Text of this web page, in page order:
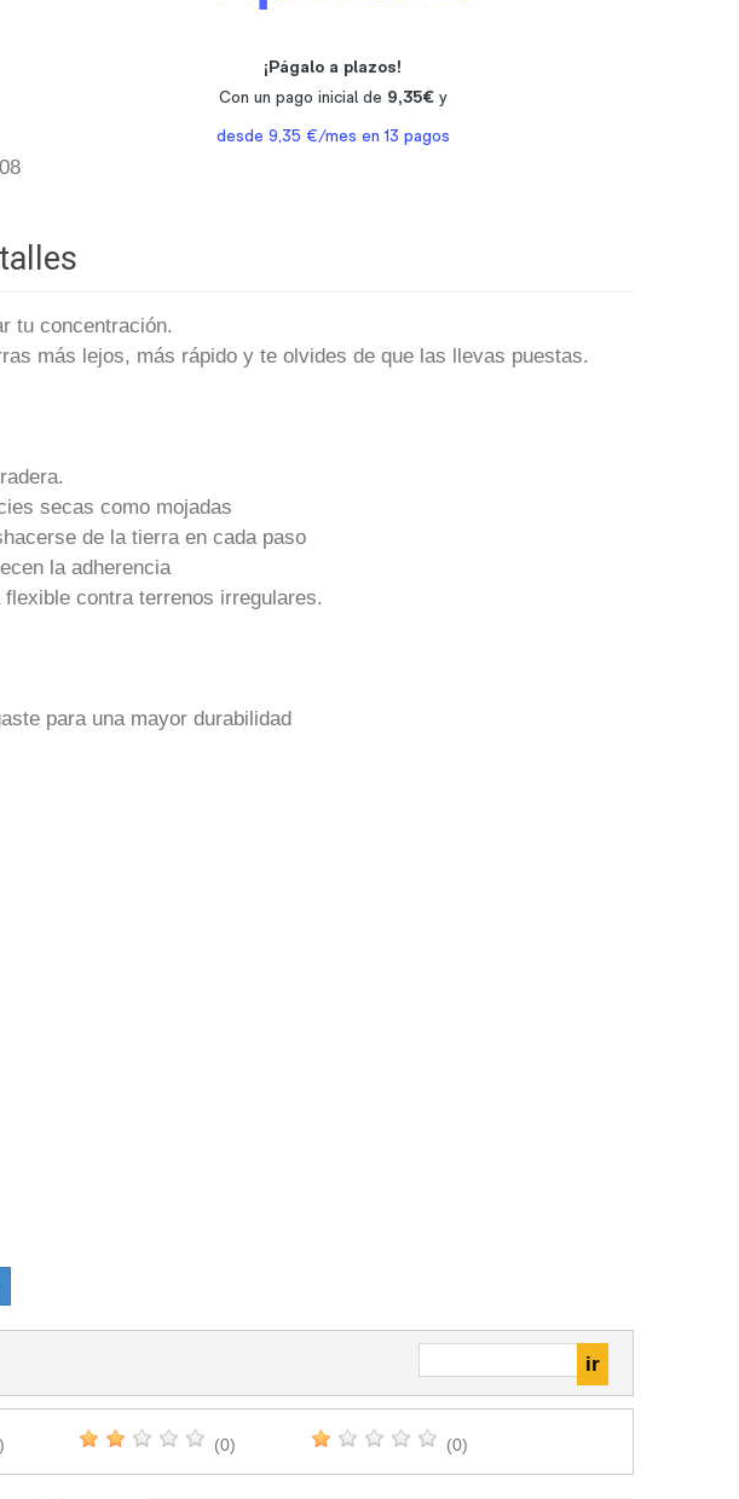
tu concentración.
más lejos, más rápido y te olvides de que las llevas puestas.
secas como mojadas
de la tierra en cada paso
la adherencia
contra terrenos irregulares.
para una mayor durabilidad
(0) (0)